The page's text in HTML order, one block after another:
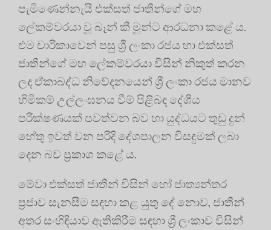
පැමිණෙන්නැයි එක්සත් ජාතීන්ගේ මහ
ලේකම්වරයා වූ බෑන් කී මූන්ට ආරධනා කළේ ය.
එම චාරිකාවෙන් පසු ශ්‍රී ලංකා රජය හා එක්සත්
ජාතීන්ගේ මහ ලේකම්වරයා විසින් නිකුත් කරන
ලද ඒකාබද්ධ නිවේදනයෙන් ශ්‍රී ලංකා රජය මානව
හිමිකම් උල්ලංඝනය වීම් පිළිබඳ දේශීය
පරීක්ෂණයක් පවත්වන බව හා යුද්ධයට තුඩු දුන්
හේතු ඉවත් වන පරිදි දේශපාලන විසඳුමක් ලබා
දෙන බව ප්‍රකාශ කළේ ය.
මේවා එක්සත් ජාතීන් විසින් හෝ ජාත්‍යන්තර
ප්‍රජාව සැනසීම සඳහා කළ යුතු දේ නොව, ජාතීන්
අතර සංහිඳියාව ඇතිකිරීම සඳහා ශ්‍රී ලංකාව විසින්